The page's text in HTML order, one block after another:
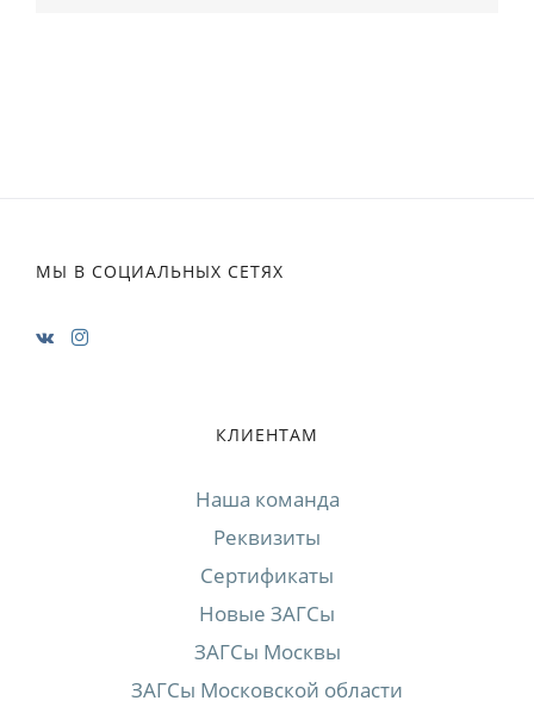
МЫ В СОЦИАЛЬНЫХ СЕТЯХ
КЛИЕНТАМ
Наша команда
Реквизиты
Сертификаты
Новые ЗАГСы
ЗАГСы Москвы
ЗАГСы Московской области